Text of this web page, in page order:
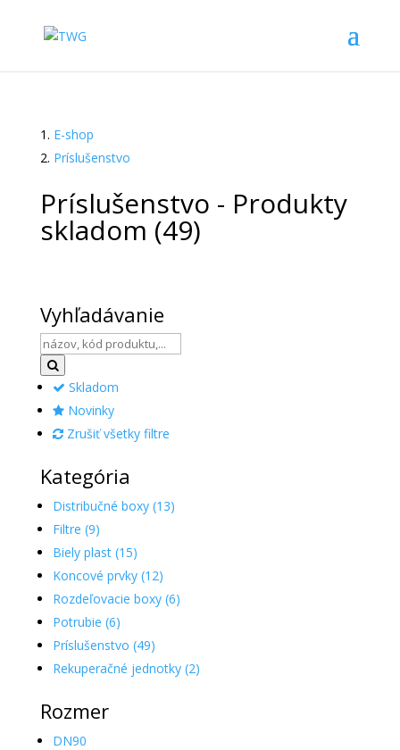
E-shop
Príslušenstvo
Príslušenstvo - Produkty
skladom (49)
Vyhľadávanie
Skladom
Novinky
Zrušiť všetky filtre
Kategória
Distribučné boxy (13)
Filtre (9)
Biely plast (15)
Koncové prvky (12)
Rozdeľovacie boxy (6)
Potrubie (6)
Príslušenstvo (49)
Rekuperačné jednotky (2)
Rozmer
DN90